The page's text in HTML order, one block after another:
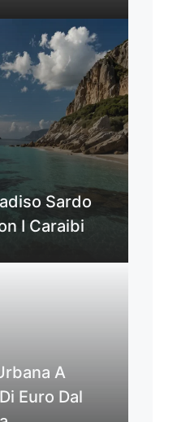
Sardo
I Caraibi
A
Euro Dal